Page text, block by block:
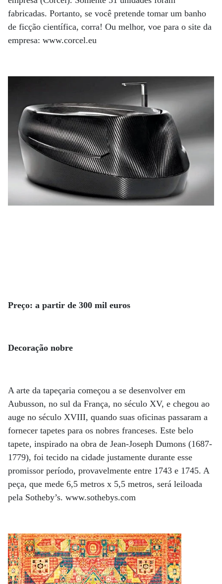
fabricadas. Portanto, se você pretende tomar um banho
de ficção científica, corra! Ou melhor, voe para o site da
empresa: www.corcel.eu
Preço: a partir de 300 mil euros
Decoração nobre
A arte da tapeçaria começou a se desenvolver em
Aubusson, no sul da França, no século XV, e chegou ao
auge no século XVIII, quando suas oficinas passaram a
fornecer tapetes para os nobres franceses. Este belo
tapete, inspirado na obra de Jean-Joseph Dumons (1687-
1779), foi tecido na cidade justamente durante esse
promissor período, provavelmente entre 1743 e 1745. A
peça, que mede 6,5 metros x 5,5 metros, será leiloada
pela Sotheby’s. www.sothebys.com